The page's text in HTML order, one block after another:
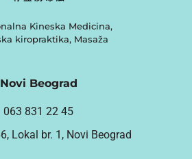
Kineska Medicina,
kiropraktika, Masaža
Novi Beograd
063 831 22 45
Lokal br. 1, Novi Beograd